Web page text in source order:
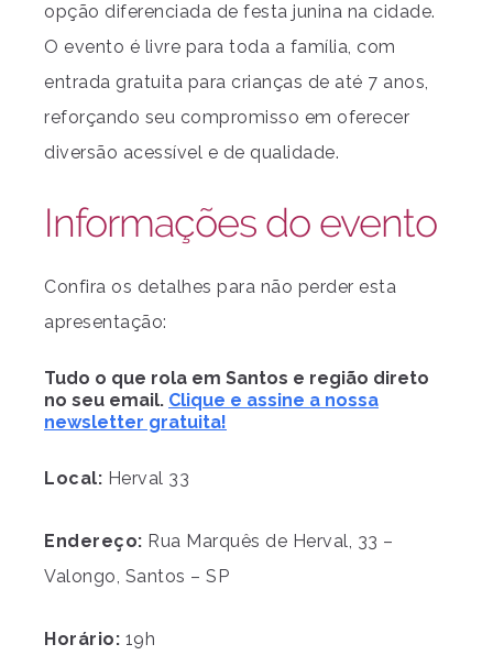
opção diferenciada de festa junina na cidade.
O evento é livre para toda a família, com
entrada gratuita para crianças de até 7 anos,
reforçando seu compromisso em oferecer
diversão acessível e de qualidade.
Informações do evento
Confira os detalhes para não perder esta
apresentação:
Tudo o que rola em Santos e região direto
no seu email. Clique e assine a nossa
newsletter gratuita!
Local: Herval 33
Endereço: Rua Marquês de Herval, 33 –
Valongo, Santos – SP
Horário: 19h